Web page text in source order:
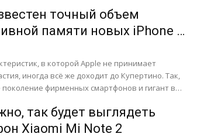
точный объем
памяти новых iPhone и
в которой Apple не принимает
иногда всё же доходит до Купертино. Так,
фирменных смартфонов и гигант в
так будет выглядеть
Xiaomi Mi Note 2